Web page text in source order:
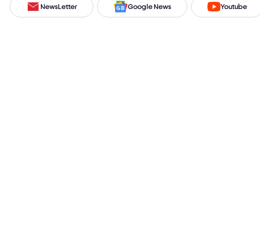
NewsLetter Google News Youtube